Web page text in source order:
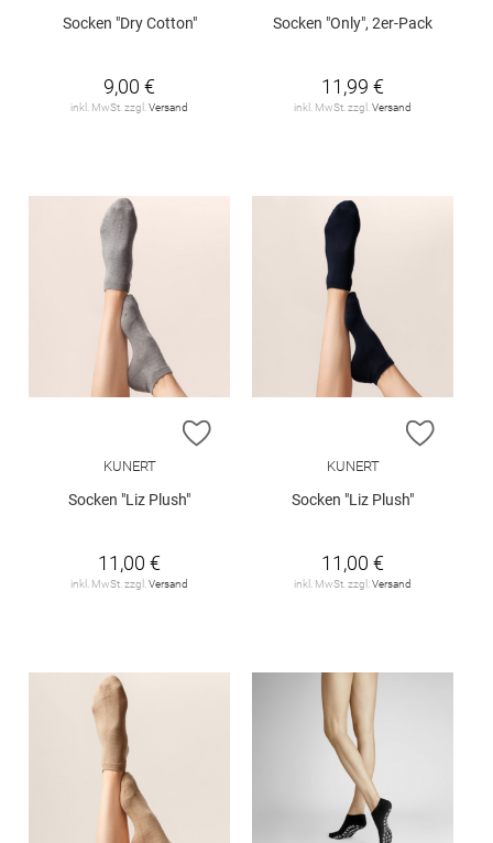
Socken "Dry Cotton"
9,00 €
inkl. MwSt. zzgl. Versand
Socken "Only", 2er-Pack
11,99 €
inkl. MwSt. zzgl. Versand
ZUR WUNSCHLISTE HINZUFÜGEN
KUNERT
Socken "Liz Plush"
11,00 €
inkl. MwSt. zzgl. Versand
ZUR
KUNERT
Socken "Liz Plush"
11,00 €
inkl. MwSt. zzgl. Versand